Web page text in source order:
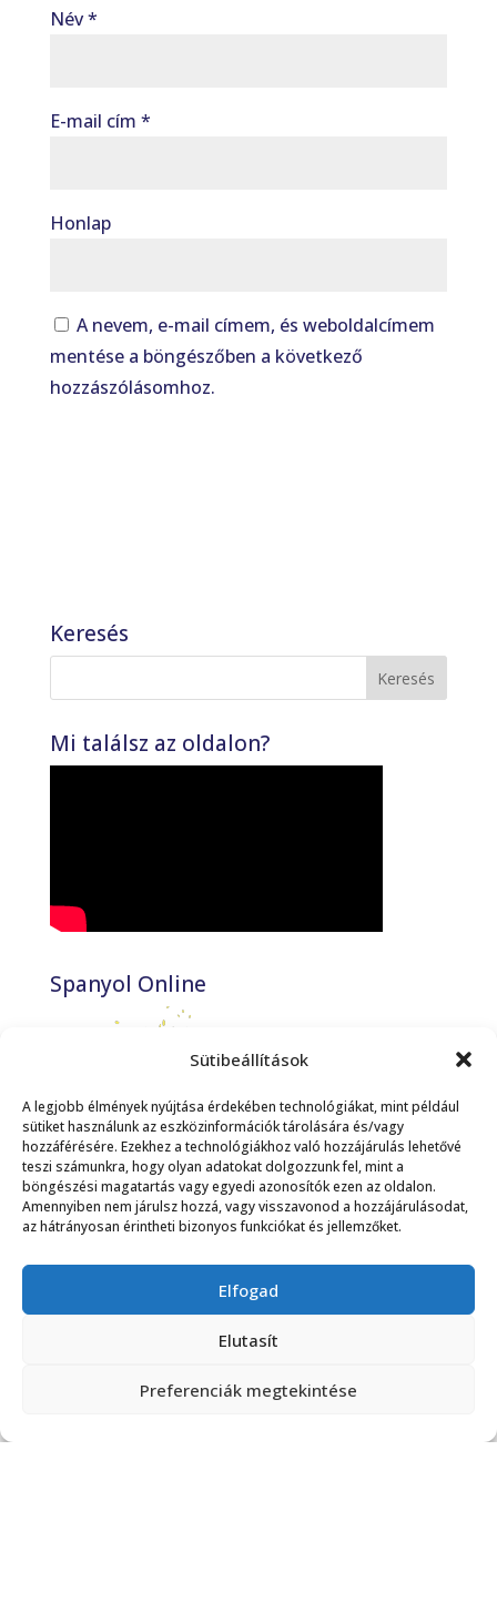
Sütibeállítások
A legjobb élmények nyújtása érdekében technológiákat, mint például
sütiket használunk az eszközinformációk tárolására és/vagy
hozzáférésére. Ezekhez a technológiákhoz való hozzájárulás lehetővé
teszi számunkra, hogy olyan adatokat dolgozzunk fel, mint a
böngészési magatartás vagy egyedi azonosítók ezen az oldalon.
Amennyiben nem járulsz hozzá, vagy visszavonod a hozzájárulásodat,
az hátrányosan érintheti bizonyos funkciókat és jellemzőket.
Elfogad
Elutasít
Preferenciák megtekintése
Név*
E-mail cím *
Honlap
A nevem, e-mail címem, és weboldalcímem
mentése a böngészőben a következő
hozzászólásomhoz.
Keresés
Mi találsz az oldalon?
Spanyol Online
Legutóbbi bejegyzések